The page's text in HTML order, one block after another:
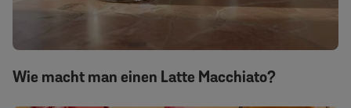
Wie macht man einen Latte Macchiato?